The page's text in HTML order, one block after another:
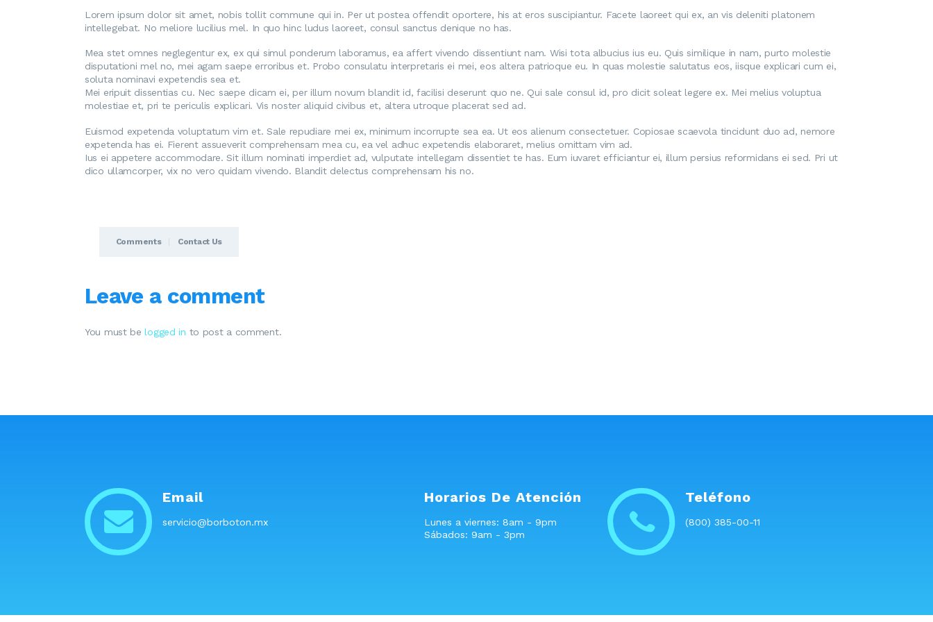
Lorem ipsum dolor sit amet, nobis tollit commune qui in. Per ut postea offendit oportere, his at eros suscipiantur. Facete laoreet qui ex, an vis deleniti platonem
intellegebat. No meliore lucilius mel. In quo hinc ludus laoreet, consul sanctus denique no has.
Mea stet omnes neglegentur ex, ex qui simul ponderum laboramus, ea affert vivendo dissentiunt nam. Wisi tota albucius ius eu. Quis similique in nam, purto molestie
disputationi mel no, mei agam saepe erroribus et. Probo consulatu interpretaris ei mei, eos altera patrioque eu. In quas molestie salutatus eos, iisque explicari cum ei,
soluta nominavi expetendis sea et.
Mei eripuit dissentias cu. Nec saepe dicam ei, per illum novum blandit id, facilisi deserunt quo ne. Qui sale consul id, pro dicit soleat legere ex. Mei melius voluptua
molestiae et, pri te periculis explicari. Vis noster aliquid civibus et, altera utroque placerat sed ad.
Euismod expetenda voluptatum vim et. Sale repudiare mei ex, minimum incorrupte sea ea. Ut eos alienum consectetuer. Copiosae scaevola tincidunt duo ad, nemore
expetenda has ei. Fierent assueverit comprehensam mea cu, ea vel adhuc expetendis elaboraret, melius omittam vim ad.
Ius ei appetere accommodare. Sit illum nominati imperdiet ad, vulputate intellegam dissentiet te has. Eum iuvaret efficiantur ei, illum persius reformidans ei sed. Pri ut
dico ullamcorper, vix no vero quidam vivendo. Blandit delectus comprehensam his no.
Comments Contact Us
Leave a comment
You must belogged in to post a comment.
Email
servicio@borboton.mx
Horarios De Atención
Lunes a viernes: 8am - 9pm
Sábados: 9am - 3pm
Teléfono
(800) 385-00-11